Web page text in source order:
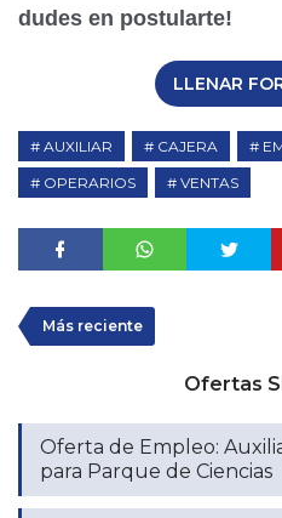
dudes en postularte!
LLENAR
AUXILIAR CAJERA
OPERARIOS
VENTAS
Más reciente
Ofertas
Oferta de Empleo:
para Parque de Ciencias